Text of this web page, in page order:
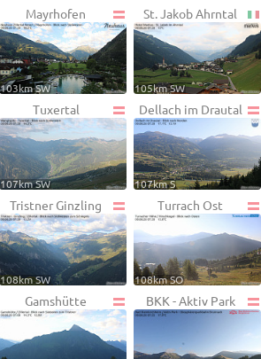
Mayrhofen
103km SW
St. Jakob Ahrntal
105km SW
Tuxertal
107km SW
Dellach im Drautal
107km S
Tristner Ginzling
108km SW
Turrach Ost
108km SO
Gamshütte BKK - Aktiv Park